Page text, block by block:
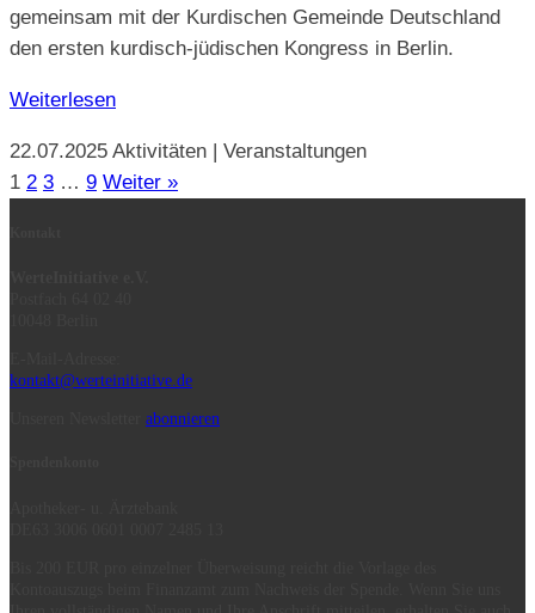
gemeinsam mit der Kurdischen Gemeinde Deutschland
den ersten kurdisch-jüdischen Kongress in Berlin.
Weiterlesen
22.07.2025 Aktivitäten | Veranstaltungen
1 2 3 … 9 Weiter »
kontakt@werteinitiative.de
abonnieren